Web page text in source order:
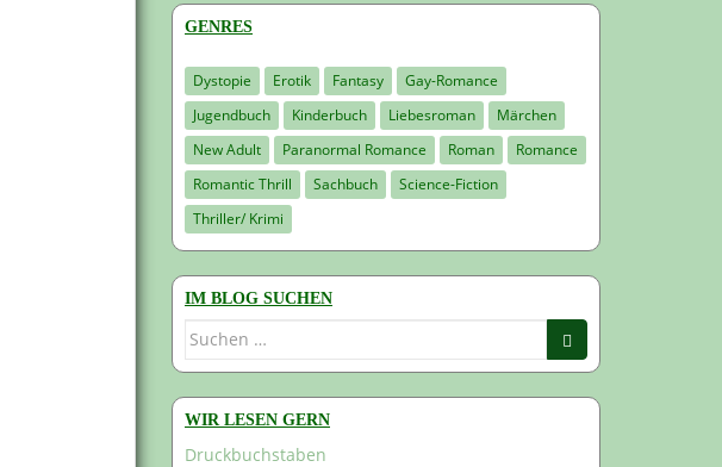
GENRES
Dystopie Erotik Fantasy
Gay-Romance
Jugendbuch
Kinderbuch Liebesroman
Märchen
New Adult
Paranormal Romance Roman
Romance
Romantic Thrill
Sachbuch
Science-Fiction
Thriller/ Krimi
IM BLOG SUCHEN
Suchen
WIR LESEN GERN
Druckbuchstaben